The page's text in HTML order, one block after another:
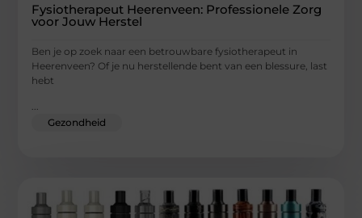
Fysiotherapeut Heerenveen: Professionele Zorg
voor Jouw Herstel
Ben je op zoek naar een betrouwbare fysiotherapeut in
Heerenveen? Of je nu herstellende bent van een blessure, last
hebt
...
Gezondheid